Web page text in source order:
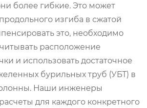
более гибкие. Это может
изгиба в сжатой
это, необходимо
расположение
и использовать достаточное
бурильных труб (УБТ) в
Наши инженеры
для каждого конкретного